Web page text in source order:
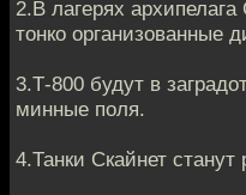
2.В лагерях
тонко организованные
3.Т-800 будут в
минные поля.
4.Танки Скайнет